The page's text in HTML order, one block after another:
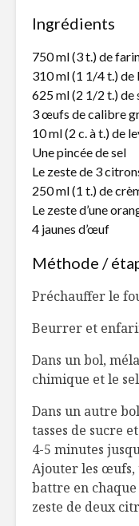
Ingrédients
750 ml (3 t.) de
310 ml (1 1/4 t.) de
625 ml (2 1/2 t.) de
3 œufs de calibre
10 ml (2 c. à t.) de
Une pincée de sel
Le zeste de 3
250 ml (1 t.) de
Le zeste d’une
4 jaunes d’œuf
Méthode /
Préchauffer le
Beurrer et
Dans un bol,
chimique et le
Dans un autre
tasses de sucre
4-5 minutes
Ajouter les œufs,
battre en
zeste de deux
nos